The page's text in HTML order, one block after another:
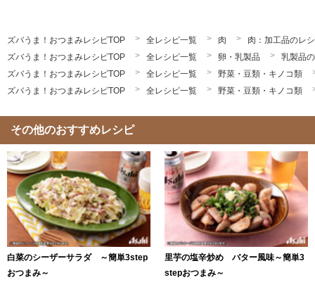
ズバうま！おつまみレシピTOP 全レシピ一覧 肉
肉：加工品のレ
ズバうま！おつまみレシピTOP
全レシピ一覧 卵・乳製品
乳製品
ズバうま！おつまみレシピTOP
全レシピ一覧
野菜・豆類・キノコ類
ズバうま！おつまみレシピTOP
全レシピ一覧 野菜・豆類・キノコ類
その他のおすすめレシピ
白菜のシーザーサラダ ～簡単3step
おつまみ～
里芋の塩辛炒め バター風味～簡単3
stepおつまみ～